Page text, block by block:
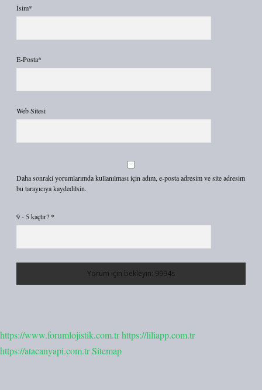
İsim*
E-Posta*
Web Sitesi
Daha sonraki yorumlarımda kullanılması için adım, e-posta adresim ve site adresim
bu tarayıcıya kaydedilsin.
9 - 5 kaçtır? *
https://www.forumlojistik.com.trhttps://liliapp.com.tr
https://atacanyapi.com.trSitemap